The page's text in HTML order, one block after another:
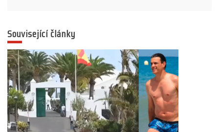
Související články